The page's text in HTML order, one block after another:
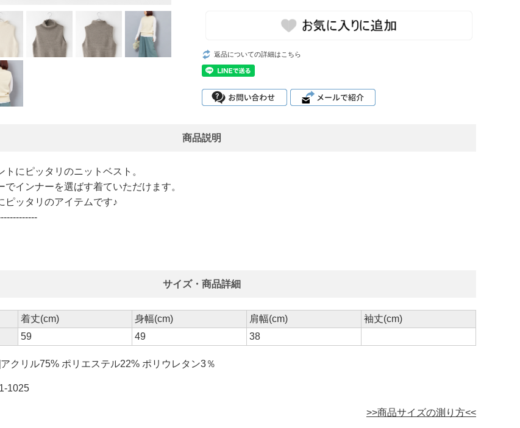
返品についての詳細はこちら
商品説明
トにピッタリのニットベスト。
でインナーを選ばす着ていただけます。
ピッタリのアイテムです♪
サイズ・商品詳細
着丈(cm) 身幅(cm) 肩幅(cm)
袖丈(cm)
59 49 38
リル75% ポリエステル22% ポリウレタン3％
>>商品サイズの測り方<<